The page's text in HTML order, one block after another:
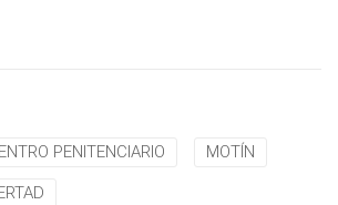
PENITENCIARIO MOTÍN